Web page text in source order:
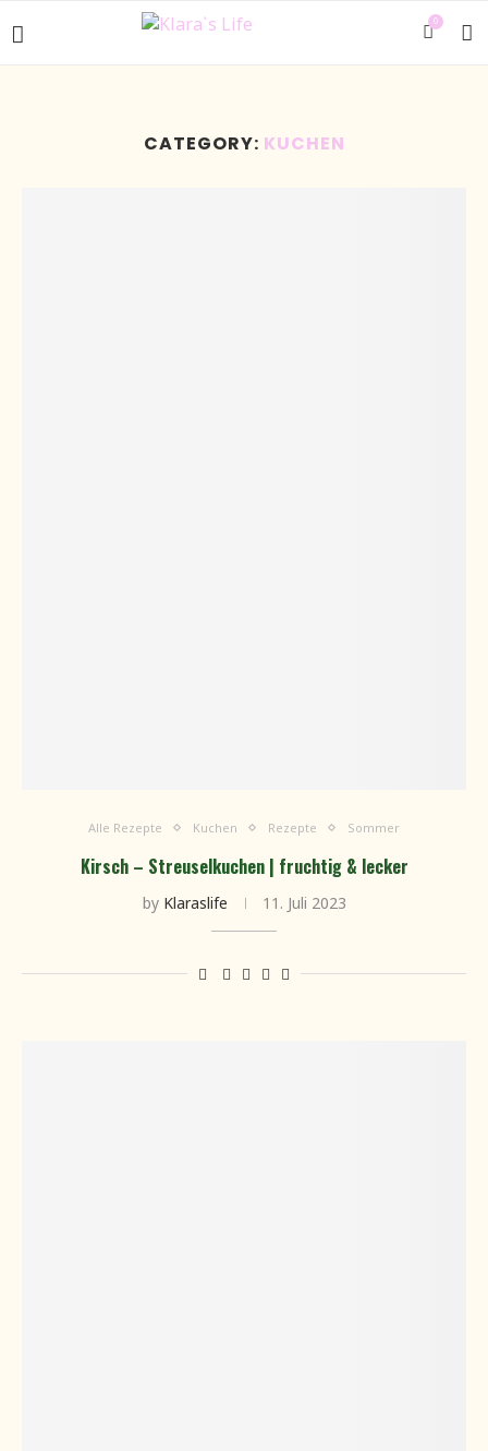
0
CATEGORY: KUCHEN
Alle Rezepte Kuchen Rezepte Sommer
Kirsch – Streuselkuchen | fruchtig & lecker
by Klaraslife 11. Juli 2023